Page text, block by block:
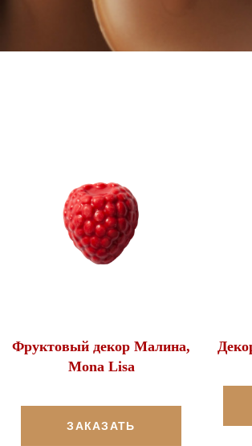
Фруктовый декор Малина,
Mona Lisa
ЗАКАЗАТЬ